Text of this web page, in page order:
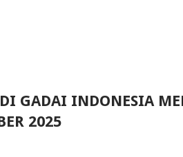
GADAI INDONESIA
2025